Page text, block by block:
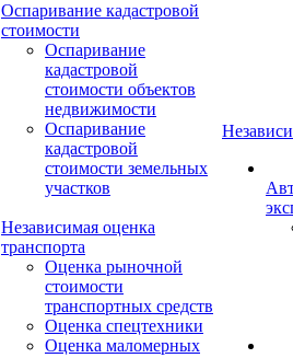
Оспаривание кадастровой
стоимости
Оспаривание
кадастровой
стоимости объектов
недвижимости
Оспаривание
кадастровой
стоимости земельных
участков
Независимая оценка
транспорта
Оценка рыночной
стоимости
транспортных средств
Оценка спецтехники
Оценка маломерных